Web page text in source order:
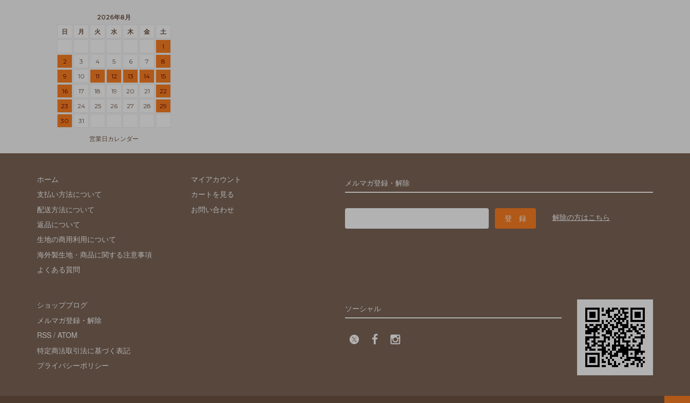
2026年8月
日
月 火 水 木 金
土
1
2
3 4 5 6 7
8
9
10 11 12 13 14
15
16
17 18 19 20 21
22
23
24 25 26 27 28
29
30
31
営業日カレンダー
メルマガ登録・解除
解除の方はこちら
ホーム
支払い方法について
配送方法について
返品について
生地の商用利用について
海外製生地・商品に関する注意事項
よくある質問
マイアカウント
カートを見る
お問い合わせ
ソーシャル
ショップブログ
メルマガ登録・解除
RSS / ATOM
特定商法取引法に基づく表記
プライバシーポリシー